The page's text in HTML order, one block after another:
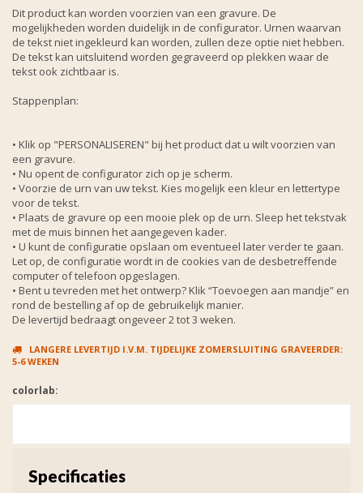
Dit product kan worden voorzien van een gravure. De
mogelijkheden worden duidelijk in de configurator. Urnen waarvan
de tekst niet ingekleurd kan worden, zullen deze optie niet hebben.
De tekst kan uitsluitend worden gegraveerd op plekken waar de
tekst ook zichtbaar is.
Stappenplan:
• Klik op "PERSONALISEREN" bij het product dat u wilt voorzien van
een gravure.
• Nu opent de configurator zich op je scherm.
• Voorzie de urn van uw tekst. Kies mogelijk een kleur en lettertype
voor de tekst.
• Plaats de gravure op een mooie plek op de urn. Sleep het tekstvak
met de muis binnen het aangegeven kader.
• U kunt de configuratie opslaan om eventueel later verder te gaan.
Let op, de configuratie wordt in de cookies van de desbetreffende
computer of telefoon opgeslagen.
• Bent u tevreden met het ontwerp? Klik “Toevoegen aan mandje” en
rond de bestelling af op de gebruikelijk manier.
De levertijd bedraagt ongeveer 2 tot 3 weken.
LANGERE LEVERTIJD I.V.M. TIJDELIJKE ZOMERSLUITING GRAVEERDER:
5-6 WEKEN
colorlab:
Specificaties